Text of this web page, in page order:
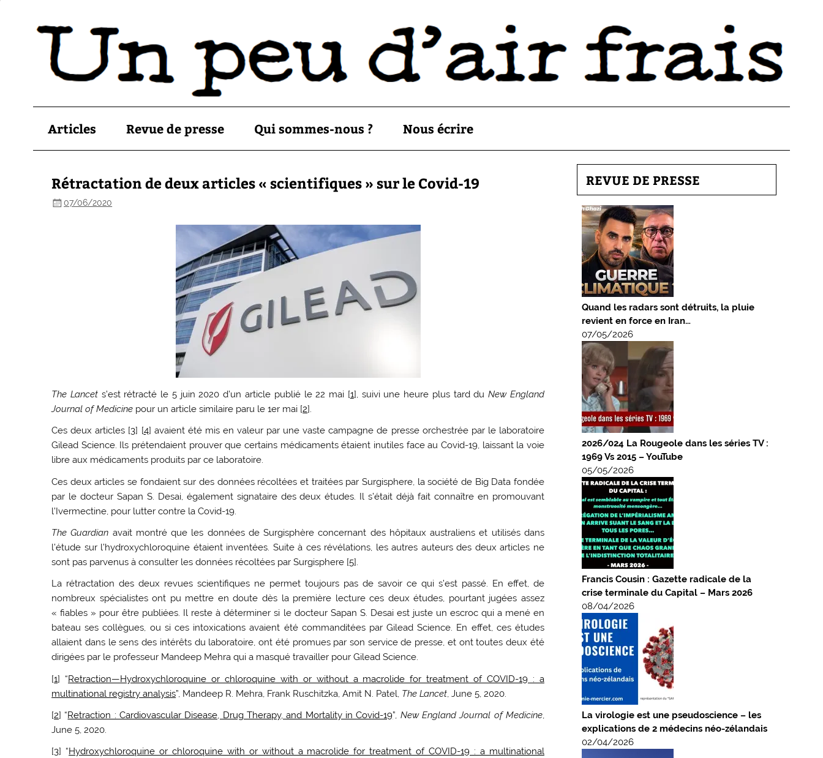
Articles Revue de presse Qui sommes-nous ? Nous écrire
Rétractation de deux articles « scientifiques » sur le Covid-19
07/06/2020
The Lancets’est rétracté le 5 juin 2020 d’un article publié le 22 mai [1], suivi une heure plus tard duNew England
Journal of Medicine pour un article similaire paru le 1er mai [2].
Ces deux articles [3] [4] avaient été mis en valeur par une vaste campagne de presse orchestrée par le laboratoire
Gilead Science. Ils prétendaient prouver que certains médicaments étaient inutiles face au Covid-19, laissant la voie
libre aux médicaments produits par ce laboratoire.
Ces deux articles se fondaient sur des données récoltées et traitées par Surgisphere, la société de Big Data fondée
par le docteur Sapan S. Desai, également signataire des deux études. Il s’était déjà fait connaître en promouvant
l’Ivermectine, pour lutter contre la Covid-19.
The Guardian avait montré que les données de Surgisphère concernant des hôpitaux australiens et utilisés dans
l’étude sur l’hydroxychloroquine étaient inventées. Suite à ces révélations, les autres auteurs des deux articles ne
sont pas parvenus à consulter les données récoltées par Surgisphere [5].
La rétractation des deux revues scientifiques ne permet toujours pas de savoir ce qui s’est passé. En effet, de
nombreux spécialistes ont pu mettre en doute dès la première lecture ces deux études, pourtant jugées assez
« fiables » pour être publiées. Il reste à déterminer si le docteur Sapan S. Desai est juste un escroc qui a mené en
bateau ses collègues, ou si ces intoxications avaient été commanditées par Gilead Science. En effet, ces études
allaient dans le sens des intérêts du laboratoire, ont été promues par son service de presse, et ont toutes deux été
dirigées par le professeur Mandeep Mehra qui a masqué travailler pour Gilead Science.
[1] “Retraction—Hydroxychloroquine or chloroquine with or without a macrolide for treatment of COVID-19 : a
multinational registry analysis”, Mandeep R. Mehra, Frank Ruschitzka, Amit N. Patel, The Lancet, June 5, 2020.
[2] “Retraction : Cardiovascular Disease, Drug Therapy, and Mortality in Covid-19”, New England Journal of Medicine,
June 5, 2020.
[3] “Hydroxychloroquine or chloroquine with or without a macrolide for treatment of COVID-19 : a multinational
REVUE DE PRESSE
Quand les radars sont détruits, la pluie
revient en force en Iran…
07/05/2026
2026/024 La Rougeole dans les séries TV :
1969 Vs 2015 – YouTube
05/05/2026
Francis Cousin : Gazette radicale de la
crise terminale du Capital – Mars 2026
08/04/2026
La virologie est une pseudoscience – les
explications de 2 médecins néo-zélandais
02/04/2026